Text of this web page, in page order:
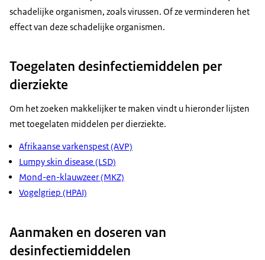
schadelijke organismen, zoals virussen. Of ze verminderen het
effect van deze schadelijke organismen.
Toegelaten desinfectiemiddelen per
dierziekte
Om het zoeken makkelijker te maken vindt u hieronder lijsten
met toegelaten middelen per dierziekte.
Afrikaanse varkenspest (AVP)
Lumpy skin disease (LSD)
Mond-en-klauwzeer (MKZ)
Vogelgriep (HPAI)
Aanmaken en doseren van
desinfectiemiddelen